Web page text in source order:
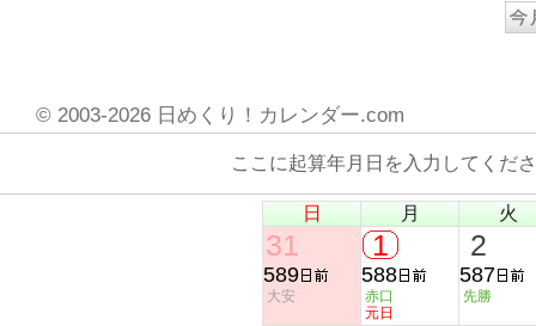
© 2003-2026 日めくり！カレンダー.com
ここに起算年月日を入力してく
日 月 火
31
589
大安
1
588
赤口
元日
2
587
先勝